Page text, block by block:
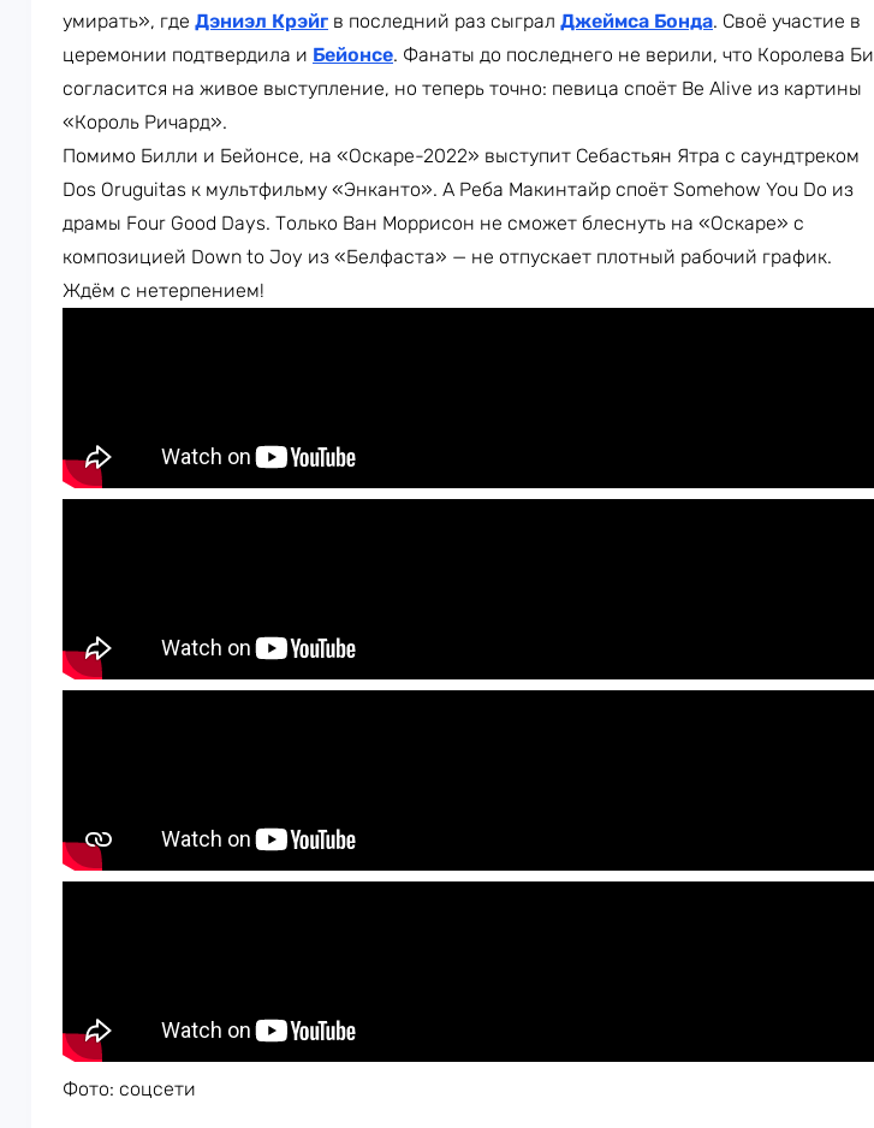
умирать», где Дэниэл Крэйг в последний раз сыграл Джеймса Бонда. Своё участие в
церемонии подтвердила и Бейонсе. Фанаты до последнего не верили, что Королева Би
согласится на живое выступление, но теперь точно: певица споёт Be Alive из картины
«Король Ричард».
Помимо Билли и Бейонсе, на «Оскаре-2022» выступит Себастьян Ятра с саундтреком
Dos Oruguitas к мультфильму «Энканто». А Реба Макинтайр споёт Somehow You Do из
драмы Four Good Days. Только Ван Моррисон не сможет блеснуть на «Оскаре» с
композицией Down to Joy из «Белфаста» — не отпускает плотный рабочий график.
Ждём с нетерпением!
Фото: соцсети